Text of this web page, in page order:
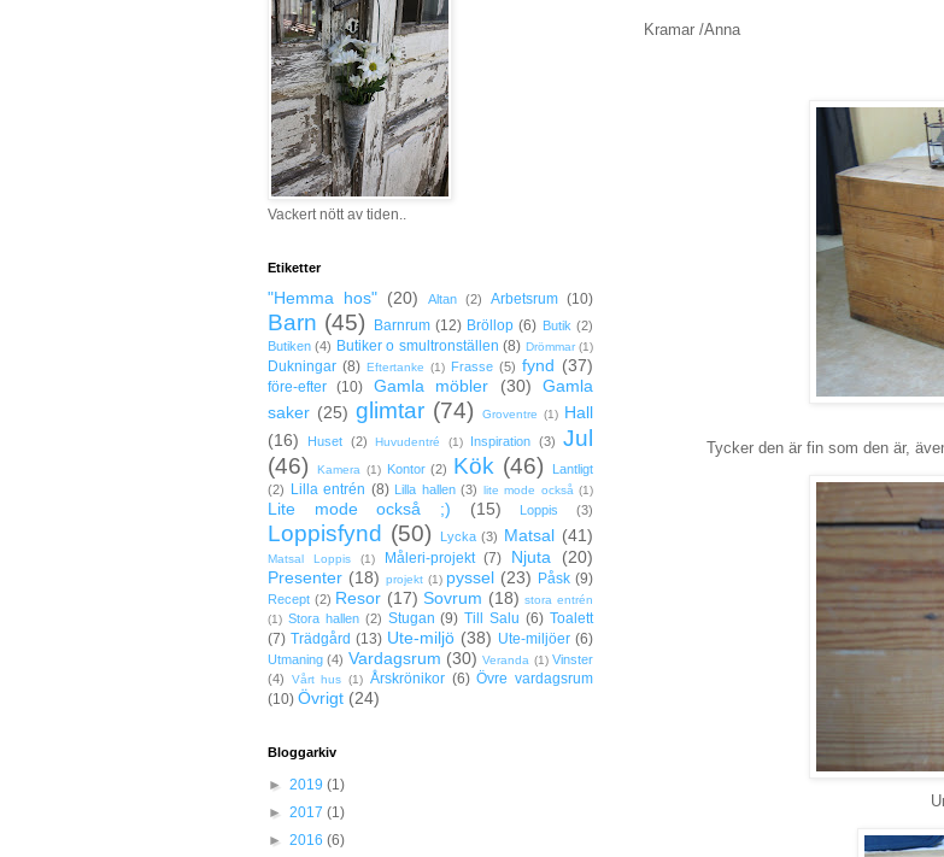
Kramar /Anna
Tycker den är fin som den är,
Vackert nött av tiden..
Etiketter
"Hemma hos" (20) Altan (2) Arbetsrum (10)
Barn (45) Barnrum (12) Bröllop (6) Butik (2)
Butiken (4) Butiker o smultronställen (8) Drömmar (1)
Dukningar (8) Eftertanke (1) Frasse (5) fynd (37)
före-efter (10) Gamla möbler (30)
Gamla
saker (25) glimtar (74) Groventre (1) Hall
(16)
Huset (2) Huvudentré (1) Inspiration (3) Jul
(46)
Kamera (1) Kontor (2) Kök (46)
Lantligt
(2)
Lilla entrén (8) Lilla hallen (3) lite mode också (1)
Lite mode också ;) (15) Loppis (3)
Loppisfynd (50) Lycka (3) Matsal (41)
Matsal Loppis (1) Måleri-projekt (7) Njuta
(20)
Presenter (18) projekt (1) pyssel (23) Påsk (9)
Recept (2) Resor (17) Sovrum (18) stora entrén
(1) Stora hallen (2) Stugan (9) Till Salu (6) Toalett
(7) Trädgård (13) Ute-miljö (38) Ute-miljöer (6)
Utmaning (4) Vardagsrum (30) Veranda (1) Vinster
(4)
Vårt hus (1) Årskrönikor (6) Övre vardagsrum
(10) Övrigt (24)
Bloggarkiv
► 2019 (1)
► 2017 (1)
► 2016 (6)